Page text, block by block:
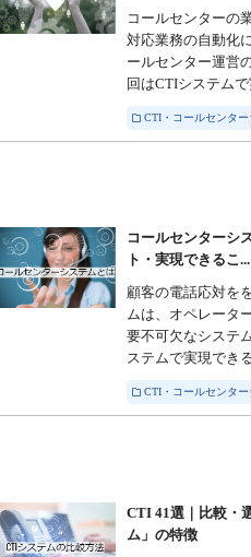
コールセンターの
対応業務の自動化
ールセンター運営
回はCTIシステム
CTI・コールセンター
コールセンターシ
ト・実現できるこ...
顧客の電話応対を
ムは、オペレータ
要不可欠なシステ
ステムで実現でき
CTI・コールセンター
CTI 41選｜比較・
ム」の特徴